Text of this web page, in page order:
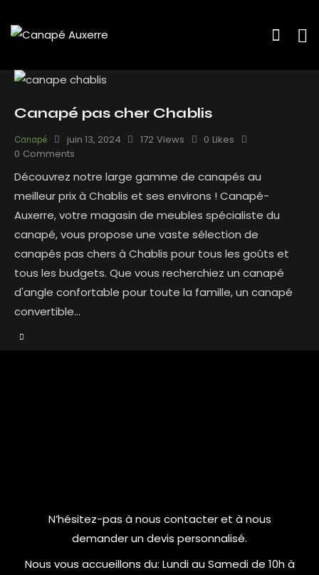
Canapé pas cher Chablis
Canapé juin 13, 2024 172 Views 0 Likes
0 Comments
Découvrez notre large gamme de canapés au
meilleur prix à Chablis et ses environs ! Canapé-
Auxerre, votre magasin de meubles spécialiste du
canapé, vous propose une vaste sélection de
canapés pas chers à Chablis pour tous les goûts et
tous les budgets. Que vous recherchiez un canapé
d'angle confortable pour toute la famille, un canapé
convertible…
N’hésitez-pas à nous contacter et à nous
demander un devis personnalisé.
Nous vous accueillons du: Lundi au Samedi de 10h à